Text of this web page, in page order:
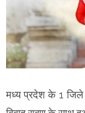
मध्य प्रदेश के 1 जिले